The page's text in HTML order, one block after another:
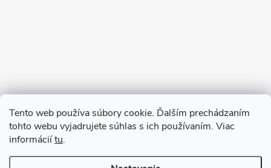
Tento web používa súbory cookie. Ďalším prechádzaním
tohto webu vyjadrujete súhlas s ich používaním. Viac
informáciítu.